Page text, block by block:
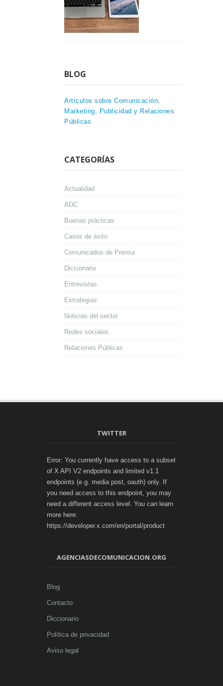
BLOG
Artículos sobre Comunicación,
Marketing, Publicidad y Relaciones
Públicas
CATEGORÍAS
Actualidad
ADC
Buenas prácticas
Casos de éxito
Comunicados de Prensa
Diccionario
Entrevistas
Estrategias
Noticias del sector
Redes sociales
Relaciones Públicas
TWITTER
Error: You currently have access to a subset
of X API V2 endpoints and limited v1.1
endpoints (e.g. media post, oauth) only. If
you need access to this endpoint, you may
need a different access level. You can learn
more here:
https://developer.x.com/en/portal/product
AGENCIASDECOMUNICACION.ORG
Blog
Contacto
Diccionario
Política de privacidad
Aviso legal